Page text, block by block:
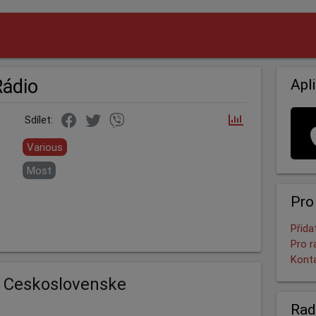
Sdílet:
Various
Most
Pro